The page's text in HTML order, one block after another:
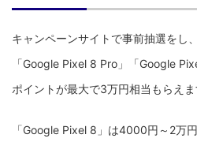
キャンペーンサイトで事前抽選をし
「Google Pixel 8 Pro」「Google
ポイントが最大で3万円相当もらえま
「Google Pixel 8」は4000円～2万